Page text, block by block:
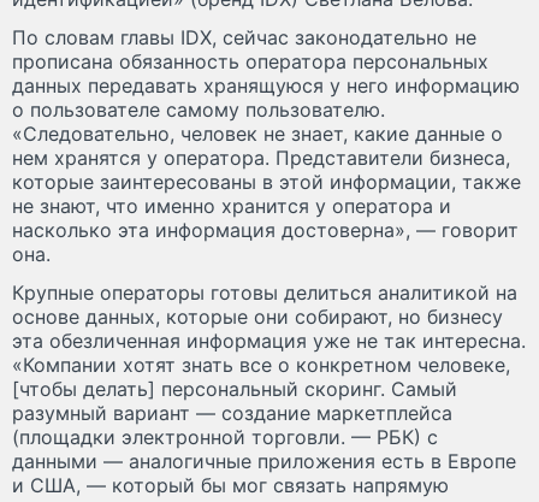
По словам главы IDX, сейчас законодательно не
прописана обязанность оператора персональных
данных передавать хранящуюся у него информацию
о пользователе самому пользователю.
«Следовательно, человек не знает, какие ​данные о
нем хранятся у оператора. Представители бизнеса,
которые заинтересованы в этой информации, также
не знают, что именно хранится у оператора и
насколько эта информация достоверна», — говорит
она.
Крупные операторы готовы делиться аналитикой на
основе данных, которые они собирают, но бизнесу
эта обезличенная информация уже не так интересна.
«Компании хотят знать все о конкретном человеке,
[чтобы делать] персональный скоринг. Самый
разумный вариант — создание маркетплейса
(площадки электронной торговли. — РБК) с
данными — аналогичные приложения есть в Европе
и США, — который бы мог связать напрямую